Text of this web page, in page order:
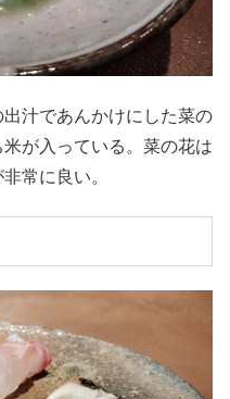
汁であんかけにした菜の
が入っている。菜の花は
常に良い。